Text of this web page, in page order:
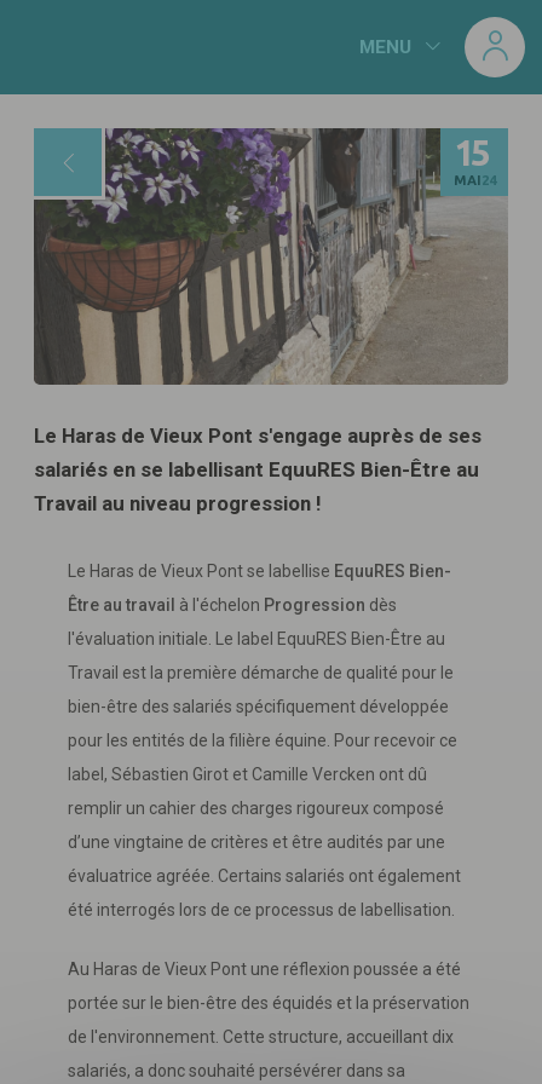
MENU
15
MAI24
Le Haras de Vieux Pont s'engage auprès de ses
salariés en se labellisant EquuRES Bien-Être au
Travail au niveau progression !
Le Haras de Vieux Pont se labellise EquuRES Bien-
Être au travail à l'échelon Progression dès
l'évaluation initiale. Le label EquuRES Bien-Être au
Travail est la première démarche de qualité pour le
bien-être des salariés spécifiquement développée
pour les entités de la filière équine. Pour recevoir ce
label, Sébastien Girot et Camille Vercken ont dû
remplir un cahier des charges rigoureux composé
d’une vingtaine de critères et être audités par une
évaluatrice agréée. Certains salariés ont également
été interrogés lors de ce processus de labellisation.
Au Haras de Vieux Pont une réflexion poussée a été
portée sur le bien-être des équidés et la préservation
de l'environnement. Cette structure, accueillant dix
salariés, a donc souhaité persévérer dans sa
Télécharger votre fichier